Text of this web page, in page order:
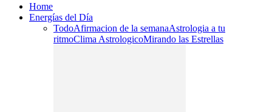
Home
Energías del Día
TodoAfirmacion de la semanaAstrologia a tu
ritmoClima AstrologicoMirando las Estrellas